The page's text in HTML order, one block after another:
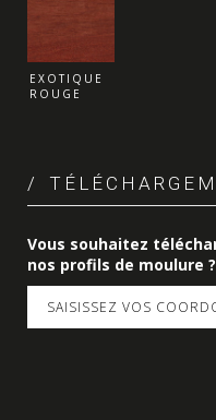
EXOTIQUE
ROUGE
Vous souhaitez
nos profils de moulure ?
SAISISSEZ VOS